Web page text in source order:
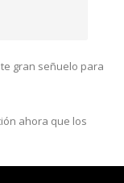
gran señuelo para
ahora que los